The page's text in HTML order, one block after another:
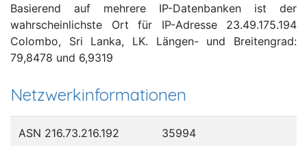
Basierend auf mehrere IP-Datenbanken ist der
wahrscheinlichste Ort für IP-Adresse 23.49.175.194
Colombo, Sri Lanka, LK. Längen- und Breitengrad:
79,8478 und 6,9319
Netzwerkinformationen
ASN 216.73.216.192 35994